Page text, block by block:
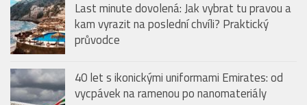
40 let s ikonickými uniformami Emirates: od
vycpávek na ramenou po nanomateriály
Emirates travel hacks: Prázdninové tipy
(nejen) pro malé cestovatele